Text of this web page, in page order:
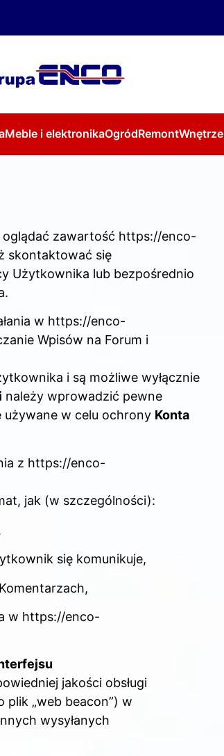
Meble i elektronikaOgródRemontWnętrze
oglądać zawartość https://enco-
skontaktować się
Użytkownika lub bezpośrednio
w https://enco-
Wpisów na Forum i
i są możliwe wyłącznie
należy wprowadzić pewne
używane w celu ochrony Konta
z https://enco-
jak (w szczególności):
się komunikuje,
w https://enco-
jakości obsługi
„web beacon”) w
wysyłanych